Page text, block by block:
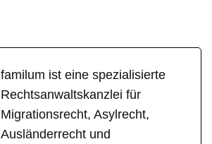
familum ist eine spezialisierte
Rechtsanwaltskanzlei für
Migrationsrecht, Asylrecht,
Ausländerrecht und